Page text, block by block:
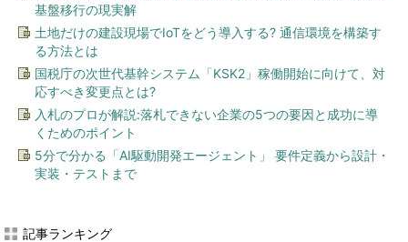
基盤移行の現実解
土地だけの建設現場でIoTをどう導入する? 通信環境を構築す
る方法とは
国税庁の次世代基幹システム「KSK2」稼働開始に向けて、対
応すべき変更点とは?
入札のプロが解説:落札できない企業の5つの要因と成功に導
くためのポイント
5分で分かる「AI駆動開発エージェント」 要件定義から設計・
実装・テストまで
記事ランキング